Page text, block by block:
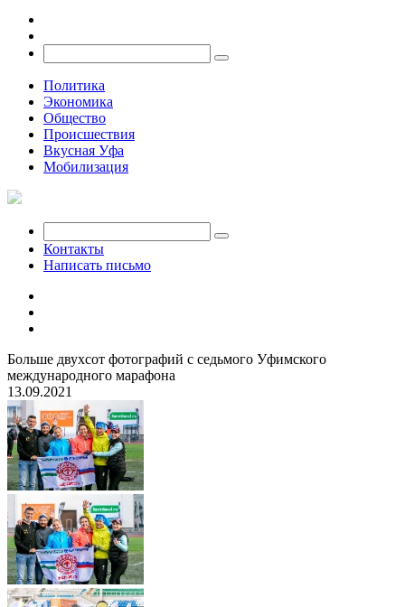
Политика
Экономика
Общество
Происшествия
Вкусная Уфа
Мобилизация
Контакты
Написать письмо
Больше двухсот фотографий с седьмого Уфимского
международного марафона
13.09.2021